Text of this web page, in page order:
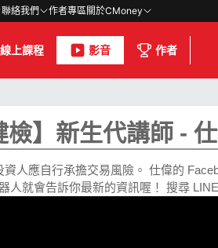
聯絡我們 作者專區關於CMoney
線上課程 影音 作者
檢】新生代講師 -
人應自行承擔交易風險。 仕偉的
就會告訴你最新的資訊喔！ 搜尋